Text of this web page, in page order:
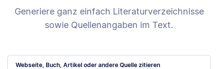
Generiere ganz einfach Literaturverzeichnisse
sowie Quellenangaben im Text.
Webseite, Buch, Artikel oder andere Quelle zitieren